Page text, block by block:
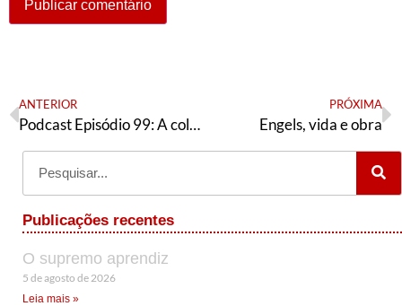
ANTERIOR
Podcast Episódio 99: A coligação em Juazeiro do Norte, a convenção de São Leopoldo e a intervenção na UFERSA
PRÓXIMA
Engels, vida e obra
Publicações recentes
O supremo aprendiz
5 de agosto de 2026
Leia mais »